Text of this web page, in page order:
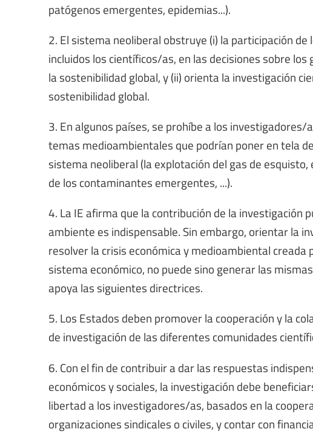
patógenos emergentes, epidemias...).
2. El sistema neoliberal obstruye (i) la participación
incluidos los científicos/as, en las decisiones sobre
la sostenibilidad global, y (ii) orienta la investigación
sostenibilidad global.
3. En algunos países, se prohíbe a los
temas medioambientales que podrían poner en tela
sistema neoliberal (la explotación del gas de
de los contaminantes emergentes, ...).
4. La IE afirma que la contribución de la investigación
ambiente es indispensable. Sin embargo, orientar la
resolver la crisis económica y medioambiental
sistema económico, no puede sino generar las
apoya las siguientes directrices.
5. Los Estados deben promover la cooperación y la
de investigación de las diferentes comunidades
6. Con el fin de contribuir a dar las respuestas
económicos y sociales, la investigación debe
libertad a los investigadores/as, basados en la
organizaciones sindicales o civiles, y contar con